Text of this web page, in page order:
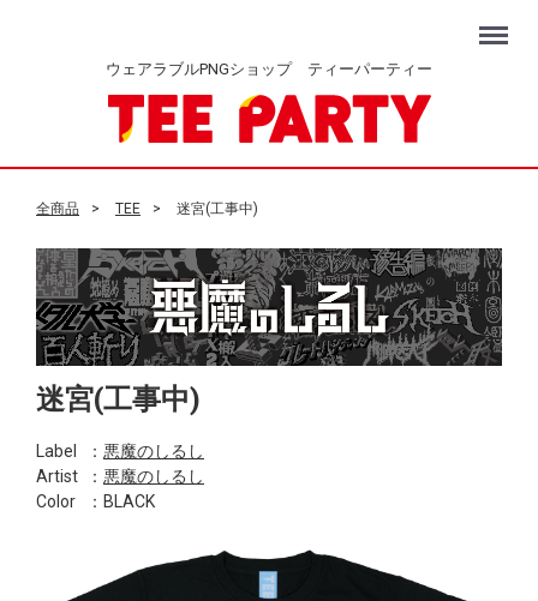
ウェアラブルPNGショップ ティーパーティー
Menu
全商品 TEE 迷宮(工事中)
迷宮(工事中)
Label ： 悪魔のしるし
Artist
： 悪魔のしるし
Color
：BLACK